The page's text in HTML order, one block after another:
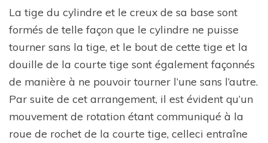
La tige du cylindre et le creux de sa base sont
formés de telle façon que le cylindre ne puisse
tourner sans la tige, et le bout de cette tige et la
douille de la courte tige sont également façonnés
de manière à ne pouvoir tourner l’une sans l’autre.
Par suite de cet arrangement, il est évident qu’un
mouvement de rotation étant communiqué à la
roue de rochet de la courte tige, celleci entraîne